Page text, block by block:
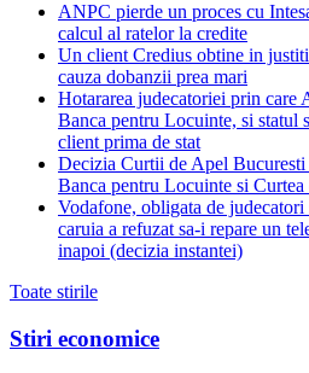
ANPC pierde un proces cu
calcul al ratelor la credite
Un client Credius obtine in
cauza dobanzii prea mari
Hotararea judecatoriei prin care
Banca pentru Locuinte, si statul
client prima de stat
Decizia Curtii de Apel
Banca pentru Locuinte si
Vodafone, obligata de judecatori
caruia a refuzat sa-i repare un
inapoi (decizia instantei)
Toate stirile
Stiri economice